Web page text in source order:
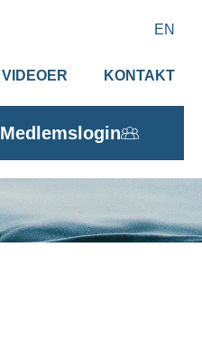
EN
VIDEOER KONTAKT
Medlemslogin